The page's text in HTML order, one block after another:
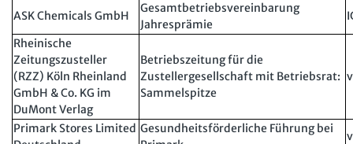
ASK Chemicals GmbH
Gesamtbetriebsvereinbarung
Jahresprämie
Rheinische
Zeitungszusteller
(RZZ) Köln Rheinland
GmbH & Co. KG im
DuMont Verlag
Betriebszeitung für die
Zustellergesellschaft mit Betriebsrat:
Sammelspitze
Primark Stores Limited Gesundheitsförderliche Führung bei